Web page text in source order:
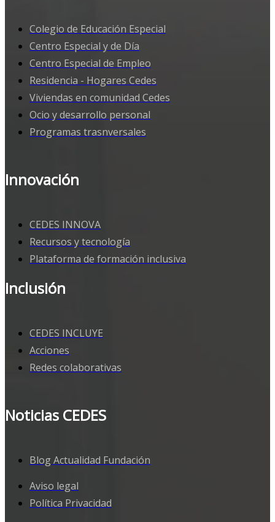
Colegio de Educación Especial
Centro Especial y de Día
Centro Especial de Empleo
Residencia - Hogares Cedes
Viviendas en comunidad Cedes
Ocio y desarrollo personal
Programas trasnversales
Innovación
CEDES INNOVA
Recursos y tecnología
Plataforma de formación inclusiva
Inclusión
CEDES INCLUYE
Acciones
Redes colaborativas
Noticias CEDES
Blog Actualidad Fundación
Aviso legal
Política Privacidad